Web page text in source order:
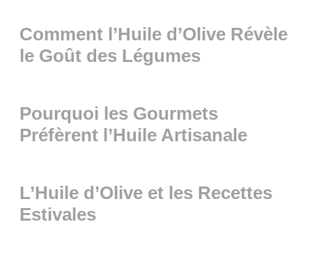
Comment l’Huile d’Olive Révèle
le Goût des Légumes
Pourquoi les Gourmets
Préfèrent l’Huile Artisanale
L’Huile d’Olive et les Recettes
Estivales